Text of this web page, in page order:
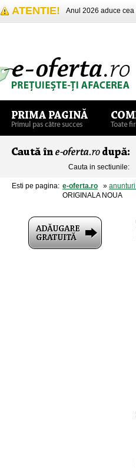
ATENTIE! Anul 2026 aduce
Cauta in sectiunile:
Esti pe pagina: e-oferta.ro »
ORIGINALA NOUA